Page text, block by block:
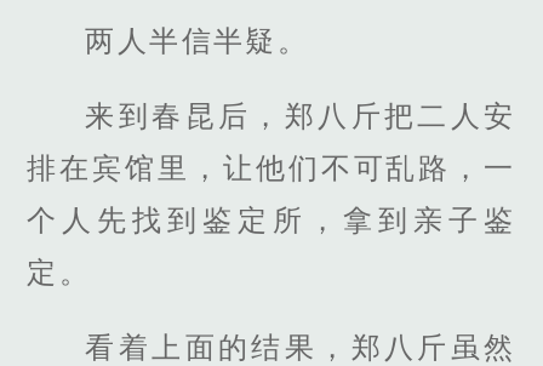
两人半信半疑。
来到春昆后，郑八斤把二人安
排在宾馆里，让他们不可乱路，一
个人先找到鉴定所，拿到亲子鉴
定。
看着上面的结果，郑八斤虽然